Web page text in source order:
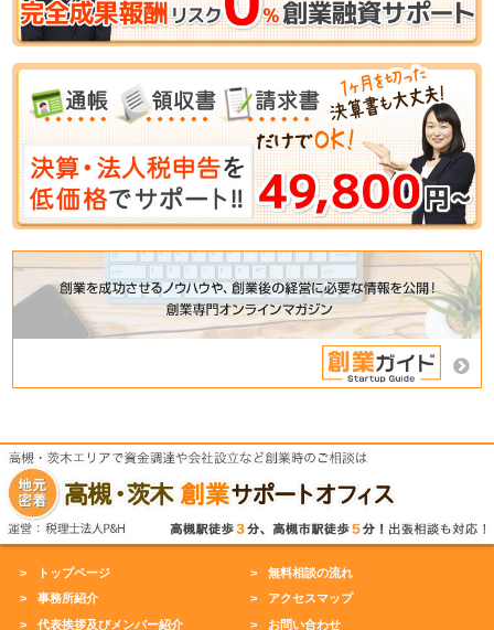
トップページ
事務所紹介
代表挨拶及びメンバー紹介
無料相談の流れ
アクセスマップ
お問い合わせ